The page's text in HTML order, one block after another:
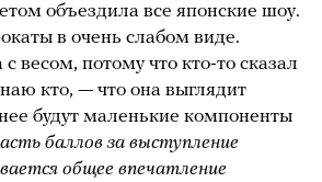
объездила все японские шоу.
в очень слабом виде.
весом, потому что кто-то сказал
кто, — что она выглядит
будут маленькие компоненты
баллов за выступление
общее впечатление